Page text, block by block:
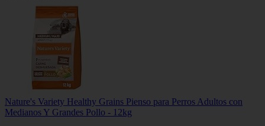
Nature's Variety Healthy Grains Pienso para Perros Adultos con
Medianos Y Grandes Pollo - 12kg